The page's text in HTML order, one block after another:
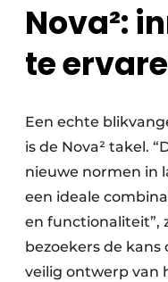
Nova²:
te
Een echte
is de Nova² takel.
nieuwe normen in
een ideale
en functionaliteit”,
bezoekers de
veilig ontwerp van